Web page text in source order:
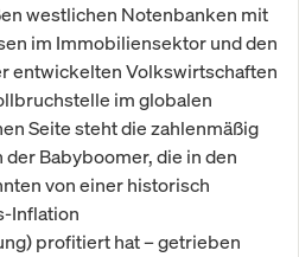
westlichen Notenbanken mit
im Immobiliensektor und den
entwickelten Volkswirtschaften
im globalen
Seite steht die zahlenmäßig
Babyboomer, die in den
von einer historisch
Inflation
profitiert hat – getrieben